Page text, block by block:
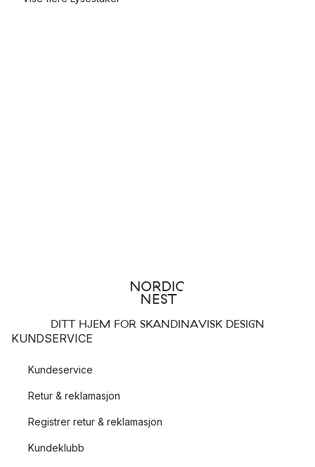
DITT HJEM FOR SKANDINAVISK DESIGN
KUNDSERVICE
Kundeservice
Retur & reklamasjon
Registrer retur & reklamasjon
Kundeklubb